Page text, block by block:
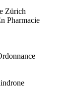
Zürich
Pharmacie